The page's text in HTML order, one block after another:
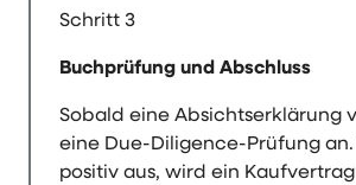
Schritt 3
Buchprüfung und Abschluss
Sobald eine Absichtserklärung
eine Due-Diligence-Prüfung
positiv aus, wird ein